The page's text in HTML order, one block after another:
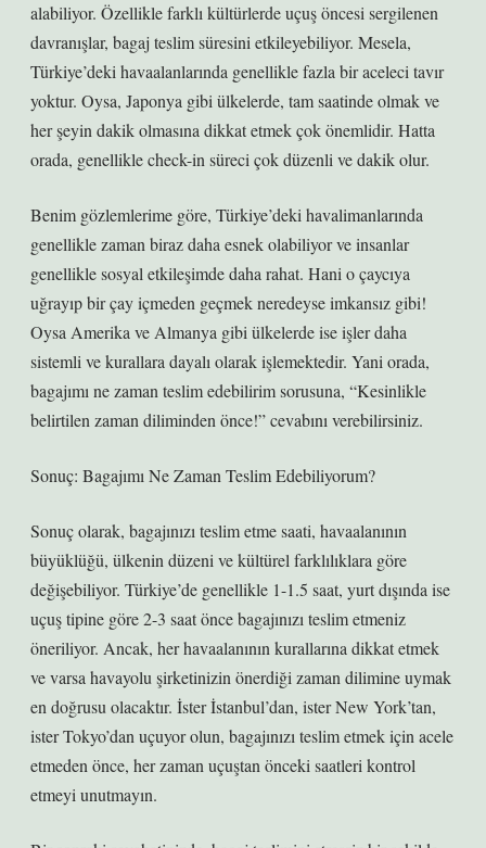
alabiliyor. Özellikle farklı kültürlerde uçuş öncesi sergilenen
davranışlar, bagaj teslim süresini etkileyebiliyor. Mesela,
Türkiye’deki havaalanlarında genellikle fazla bir aceleci tavır
yoktur. Oysa, Japonya gibi ülkelerde, tam saatinde olmak ve
her şeyin dakik olmasına dikkat etmek çok önemlidir. Hatta
orada, genellikle check-in süreci çok düzenli ve dakik olur.
Benim gözlemlerime göre, Türkiye’deki havalimanlarında
genellikle zaman biraz daha esnek olabiliyor ve insanlar
genellikle sosyal etkileşimde daha rahat. Hani o çaycıya
uğrayıp bir çay içmeden geçmek neredeyse imkansız gibi!
Oysa Amerika ve Almanya gibi ülkelerde ise işler daha
sistemli ve kurallara dayalı olarak işlemektedir. Yani orada,
bagajımı ne zaman teslim edebilirim sorusuna, “Kesinlikle
belirtilen zaman diliminden önce!” cevabını verebilirsiniz.
Sonuç: Bagajımı Ne Zaman Teslim Edebiliyorum?
Sonuç olarak, bagajınızı teslim etme saati, havaalanının
büyüklüğü, ülkenin düzeni ve kültürel farklılıklara göre
değişebiliyor. Türkiye’de genellikle 1-1.5 saat, yurt dışında ise
uçuş tipine göre 2-3 saat önce bagajınızı teslim etmeniz
öneriliyor. Ancak, her havaalanının kurallarına dikkat etmek
ve varsa havayolu şirketinizin önerdiği zaman dilimine uymak
en doğrusu olacaktır. İster İstanbul’dan, ister New York’tan,
ister Tokyo’dan uçuyor olun, bagajınızı teslim etmek için acele
etmeden önce, her zaman uçuştan önceki saatleri kontrol
etmeyi unutmayın.